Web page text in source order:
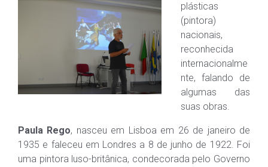
plásticas
(pintora)
nacionais,
reconhecida
internacionalme
nte, falando de
algumas das
suas obras.
Paula Rego, nasceu em Lisboa em 26 de janeiro de
1935 e faleceu em Londres a 8 de junho de 1922. Foi
uma pintora luso-britânica, condecorada pelo Governo